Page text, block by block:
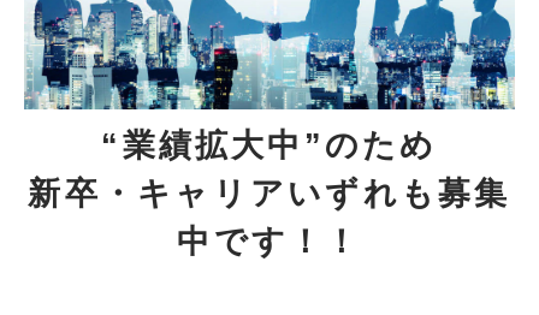
“業績拡大中”のため
新卒・キャリアいずれも募集
中です！！